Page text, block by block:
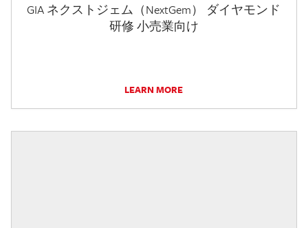
GIA ネクストジェム（NextGem） ダイヤモンド
研修 小売業向け
LEARN MORE